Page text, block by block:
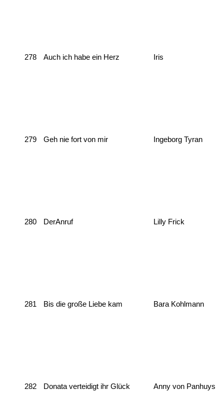
278 Auch ich habe ein Herz Iris
279 Geh nie fort von mir Ingeborg Tyran
280 DerAnruf Lilly Frick
281 Bis die große Liebe kam Bara Kohlmann
282 Donata verteidigt ihr Glück Anny von Panhuys